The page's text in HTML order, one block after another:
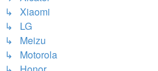
↳ Xiaomi
↳ LG
↳ Meizu
↳ Motorola